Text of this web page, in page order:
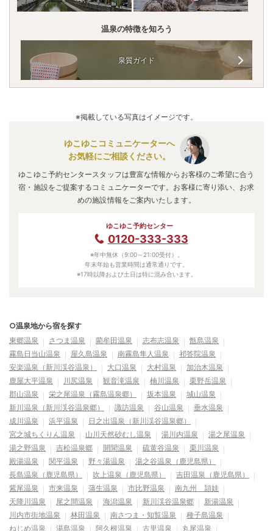
温泉の特徴を知ろう
泉質ガイド
※掲載している写真はイメージです。
ゆこゆこコミュニケーターへ
お気軽にご相談ください。
ゆこゆこ予約センタースタッフは豊富な情報からお客様のご希望に合う
宿・施設をご提案するコミュニケーターです。お客様に寄り添い、お求
めの施設情報をご案内いたします。
ゆこゆこ予約センター
0120-333-333
※年中無休（9:00～21:00受付）。
年末年始も営業時間は通常通りです。
※17時以降および土日は特に混み合います。
○温泉地から宿を探す
東郷温泉
さつま温泉 藺牟田温泉 志布志温泉
甑島温泉
霧島日当山温泉
屋久島温泉 南霧島隼人温泉
祁答院温泉
安楽温泉（新川渓谷温泉）
大口温泉 大村温泉
加治木温泉
鹿屋大平温泉
川尻温泉 観音滝温泉 楠川温泉
栗野岳温泉
郡山温泉
栄之尾温泉（霧島温泉郷） 坂本温泉
城山温泉
新川温泉（新川渓谷温泉郷）
諏訪温泉 谷山温泉
垂水温泉
成川温泉
浜平温泉
日之出温泉（新川渓谷温泉郷）
宮之城ちくりん温泉
山川天然砂むし温泉 湯川内温泉
湯之尾温泉
湯之野温泉
吉松温泉郷 開聞温泉 硫黄谷温泉
栗川温泉
殿湯温泉
関平温泉 野々湯温泉
湯之谷温泉（鹿児島県）
長島温泉（鹿児島県）
吹上温泉（鹿児島県）
吉田温泉（鹿児島県）
紫尾温泉
市来温泉 蒲生温泉 市比野温泉
南九州 頴娃
天降川温泉
尾之間温泉 海潟温泉 新川渓谷温泉郷
新湯温泉
川内市街地温泉
林田温泉 南さつま・知覧温泉
種子島温泉
ねじめ温泉
湯島温泉 阿久根温泉 古里温泉
丸尾温泉